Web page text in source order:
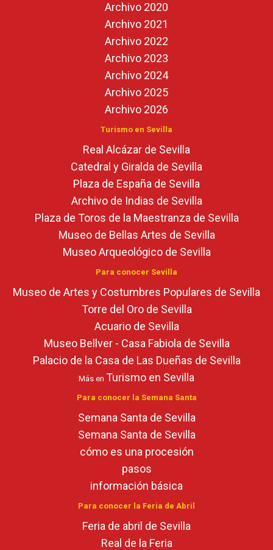
Archivo 2020
Archivo 2021
Archivo 2022
Archivo 2023
Archivo 2024
Archivo 2025
Archivo 2026
Turismo en Sevilla
Real Alcázar de Sevilla
Catedral y Giralda de Sevilla
Plaza de España de Sevilla
Archivo de Indias de Sevilla
Plaza de Toros de la Maestranza de Sevilla
Museo de Bellas Artes de Sevilla
Museo Arqueológico de Sevilla
Para conocer Sevilla
Museo de Artes y Costumbres Populares de Sevilla
Torre del Oro de Sevilla
Acuario de Sevilla
Museo Bellver - Casa Fabiola de Sevilla
Palacio de la Casa de Las Dueñas de Sevilla
Más en Turismo en Sevilla
Para conocer la Semana Santa
Semana Santa de Sevilla
Semana Santa de Sevilla
cómo es una procesión
pasos
información básica
Para conocer la Feria de Abril
Feria de abril de Sevilla
Real de la Feria